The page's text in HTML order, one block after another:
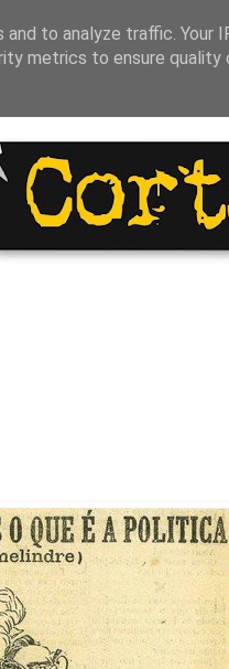
to analyze traffic. Your
metrics to ensure quality